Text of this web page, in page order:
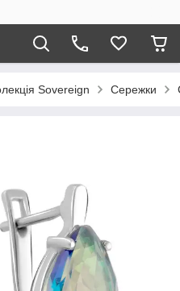
Sovereign Сережки